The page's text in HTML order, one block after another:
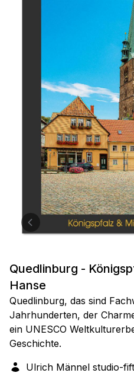
Quedlinburg -
Hanse
Quedlinburg, das sind
Jahrhunderten, der
ein UNESCO
Geschichte.
Ulrich Männel studio-